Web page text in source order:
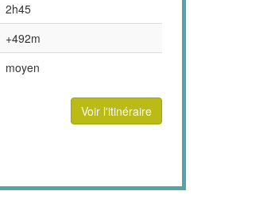
2h45
+492m
moyen
Voir l'itinéraire